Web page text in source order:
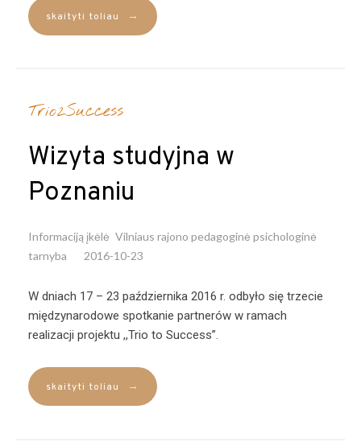
skaityti toliau →
Trio2Success
Wizyta studyjna w
Poznaniu
Informaciją įkėlė Vilniaus rajono pedagoginė psichologinė
tarnyba
2016-10-23
W dniach 17 – 23 października 2016 r. odbyło się trzecie
międzynarodowe spotkanie partnerów w ramach
realizacji projektu ,,Trio to Success”.
skaityti toliau →